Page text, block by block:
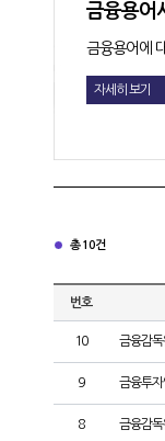
금융용어
금융용어에
자세히 보기
총 10건
번호
10 금융감독
9 금융투자
8 금융감독